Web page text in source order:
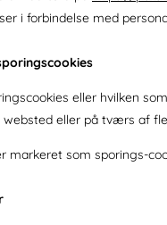
i forbindelse med
eller hvilken
eller på tværs af
markeret som sporings-